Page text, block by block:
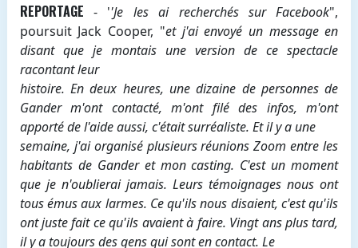
REPORTAGE - ''Je les ai recherchés sur Facebook",
poursuit Jack Cooper, "et j'ai envoyé un message en
disant que je montais une version de ce spectacle
racontant leur
histoire. En deux heures, une dizaine de personnes de
Gander m'ont contacté, m'ont filé des infos, m'ont
apporté de l'aide aussi, c'était surréaliste. Et il y a une
semaine, j'ai organisé plusieurs réunions Zoom entre les
habitants de Gander et mon casting. C'est un moment
que je n'oublierai jamais. Leurs témoignages nous ont
tous émus aux larmes. Ce qu'ils nous disaient, c'est qu'ils
ont juste fait ce qu'ils avaient à faire. Vingt ans plus tard,
il y a toujours des gens qui sont en contact. Le